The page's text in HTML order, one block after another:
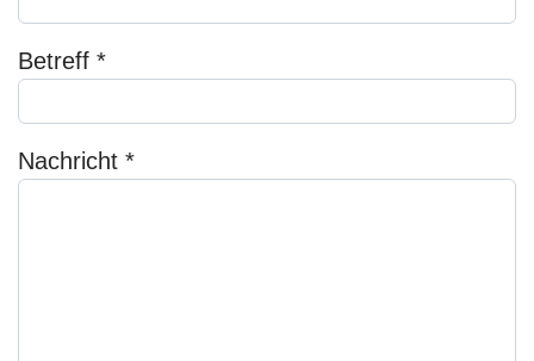
Betreff *
Nachricht *